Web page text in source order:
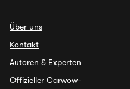
Über uns
Kontakt
Autoren & Experten
Offizieller Carwow-